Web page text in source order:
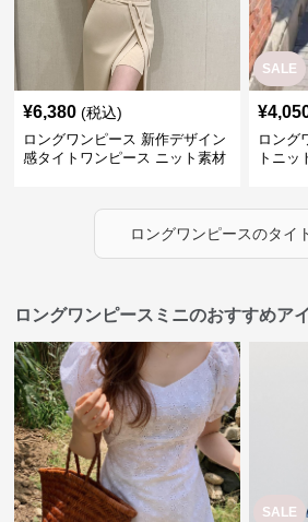
¥6,380 (税込)
ロングワンピース 新作デザイン
感タイトワンピース ニット素材
SALE
¥
ロング
トニッ
ロングワンピースのタイ
ロングワンピースミニのおすすめア
SALE